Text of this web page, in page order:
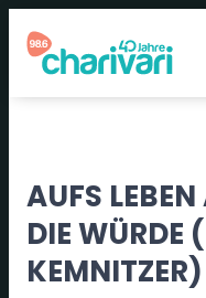
AUFS
DIE WÜRDE
KEMNITZER)